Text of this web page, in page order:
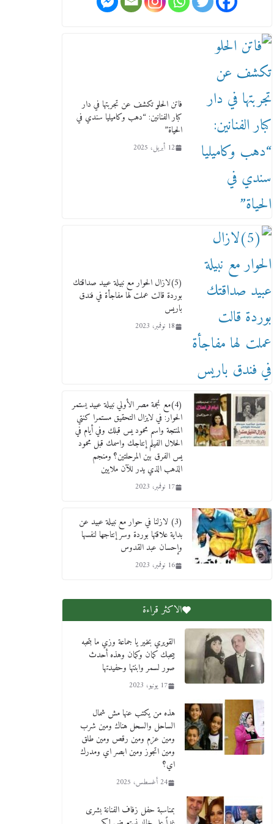
بتاع الشمعدان والإعلانات ؟
18 يناير، 2026
وفاة أسطورة الثمانيات وجيل
العصر الذهبي طاهر القويري ملك
الدعاية لأشهر بسكويت في مصر
17 يناير، 2026
حته كدا كهارب تودي تحت
الشمس يا ورا الشمس ووصفة
كيف تكون سمسار فنانين لناس
مش مفهومين
12 يناير، 2026
فاتن الحلو تكشف عن تجربتها في دار
كبار الفنانين: “دهب وكاميليا سندي في
الحياة”
12 أبريل، 2025
(5)لازال الحوار مع نبيلة عبيد صداقتك
بوردة قالت عملت لها مفاجأة في فندق
باريس
18 نوفمبر، 2023
(4)مع نجمة مصر الأولي نبيلة عبيد يستمر
الحوار: في لايزال التحقيق مستمرا كنتي
المنتجة واسم محمود يس قبلك وفي أيام في
الحلال الفيلم إنتاجك واسمك قبل محمود
يس الفرق بين المرحلتين؟ ومنجم
الذهب الذي يدر للآن ملايين
17 نوفمبر، 2023
(3) لازلنا في حوار مع نبيلة عبيد عن
بداية علاقتها بوردة وسر إنتاجها لنفسها
وإحسان عبد القدوس
16 نوفمبر، 2023
الاكثر قراءة
القويري بخير يا جماعة وزي ما بتحبه
بيحبك كمان وكمان وهذه أحدث
صور لسمر وابنتها وحفيدتها
17 يونيو، 2023
هذه من يكتب عنها مش شمال
الساحل والسحل هناك ومين شرب
ومين عزم ومين رقص ومين طلق
ومين اتجوز ومين ابصر اي ومدرك
اي؟
24 أغسطس، 2025
بمناسبة حفل زفاف الفنانة بشرى